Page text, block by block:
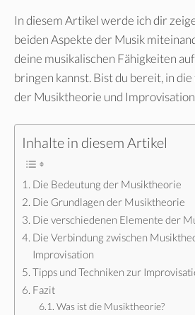
In diesem Artikel werde ich dir
beiden Aspekte der Musik
deine musikalischen Fähigkeiten
bringen kannst. Bist du bereit, in
der Musiktheorie und
Inhalte in diesem Artikel
Die Bedeutung der Musiktheorie
Die Grundlagen der Musiktheorie
Die verschiedenen Elemente der
Die Verbindung zwischen
Improvisation
Tipps und Techniken zur
Fazit
Was ist die Musiktheorie?